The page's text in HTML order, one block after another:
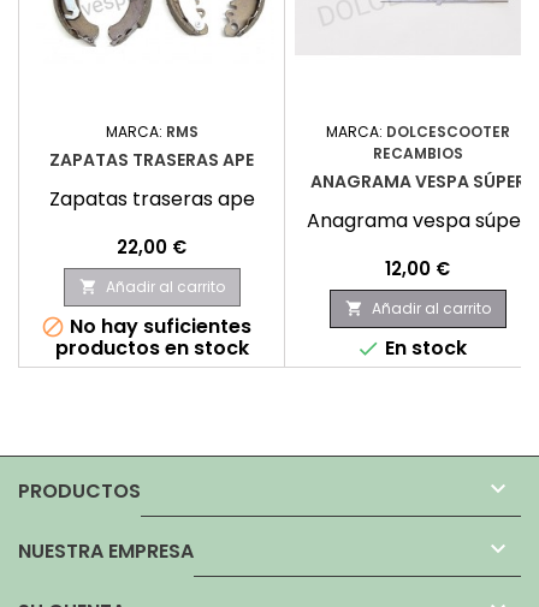
MARCA: RMS
ZAPATAS TRASERAS APE
Zapatas traseras ape
Precio
22,00 €
 Añadir al carrito
 No hay suficientes
productos en stock
MARCA: DOLCESCOOTER
RECAMBIOS
ANAGRAMA VESPA SÚPER
Anagrama vespa súper
Precio
12,00 €
 Añadir al carrito
 En stock
PRODUCTOS 
NUESTRA EMPRESA 